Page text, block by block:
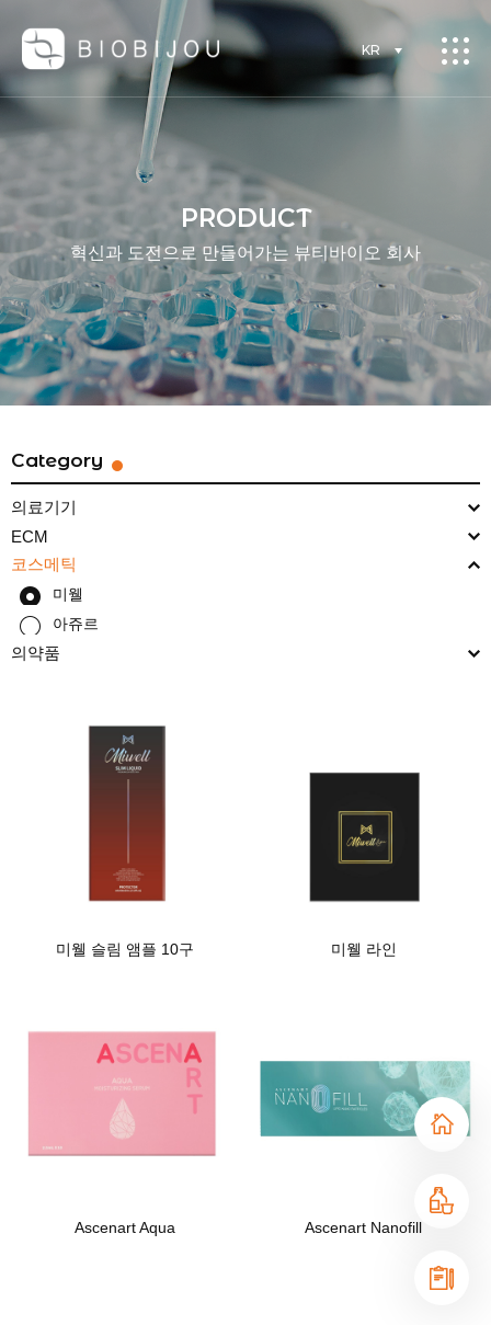
KR
PRODUCT
혁신과 도전으로 만들어가는 뷰티바이오 회사
Category
의료기기
ECM
코스메틱
미웰
아쥬르
의약품
미웰 슬림 앰플 10구 미웰 라인
Ascenart Aqua Ascenart Nanofill